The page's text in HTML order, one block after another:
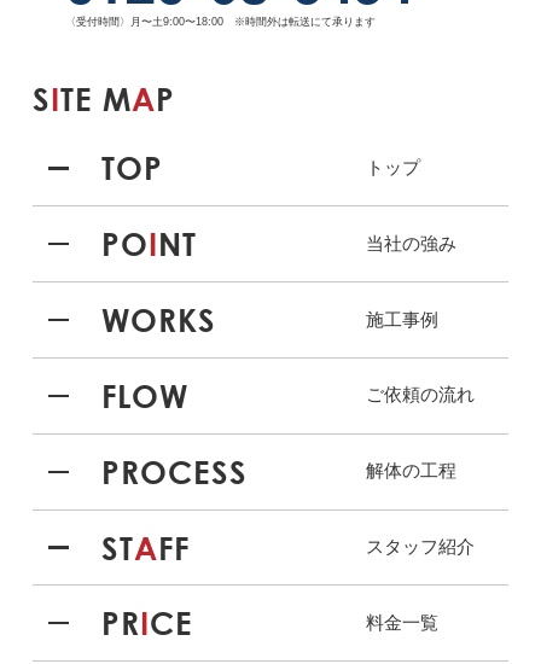
〈受付時間〉月〜土9:00〜18:00 ※時間外は転送にて承ります
SITE MAP
TOP
トップ
POINT 当社の強み
WORKS 施工事例
FLOW ご依頼の流れ
PROCESS 解体の工程
STAFF スタッフ紹介
PRICE 料金一覧